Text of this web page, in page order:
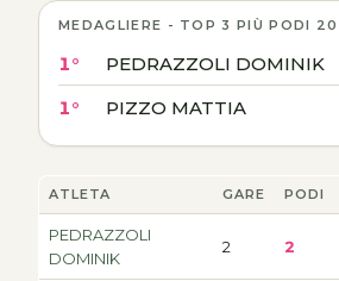
MEDAGLIERE - TOP 3 PIÙ PODI
1° PEDRAZZOLI DOMINIK
1° PIZZO MATTIA
ATLETA GARE PODI
PEDRAZZOLI
DOMINIK
2 2